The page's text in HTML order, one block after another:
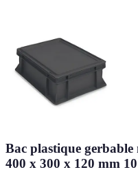
Bac plastique
400 x 300 x 120 mm